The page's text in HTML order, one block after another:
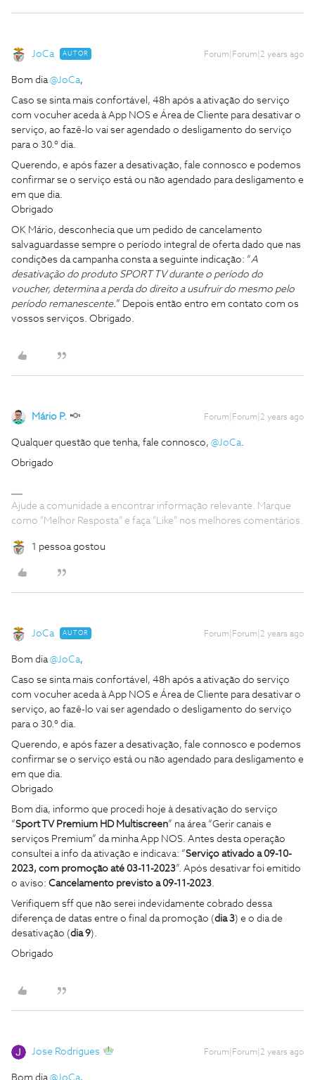
JoCa AUTOR Forum|Forum|2 years ago
Bom dia@JoCa,
Caso se sinta mais confortável, 48h após a ativação do serviço
com vocuher aceda à App NOS e Área de Cliente para desativar o
serviço, ao fazê-lo vai ser agendado o desligamento do serviço
para o 30.º dia.
Querendo, e após fazer a desativação, fale connosco e podemos
confirmar se o serviço está ou não agendado para desligamento e
em que dia.
Obrigado
OK Mário, desconhecia que um pedido de cancelamento
salvaguardasse sempre o período integral de oferta dado que nas
condições da campanha consta a seguinte indicação: “A
desativação do produto SPORT TV durante o período do
voucher, determina a perda do direito a usufruir do mesmo pelo
período remanescente.” Depois então entro em contato com os
vossos serviços. Obrigado.
Mário P. Forum|Forum|2 years ago
Qualquer questão que tenha, fale connosco, @JoCa.
Obrigado
Ajude a comunidade a encontrar informação relevante. Marque
como "Melhor Resposta" e faça "Like" nos melhores comentários.
1 pessoa gostou
JoCa AUTOR Forum|Forum|2 years ago
Bom dia@JoCa,
Caso se sinta mais confortável, 48h após a ativação do serviço
com vocuher aceda à App NOS e Área de Cliente para desativar o
serviço, ao fazê-lo vai ser agendado o desligamento do serviço
para o 30.º dia.
Querendo, e após fazer a desativação, fale connosco e podemos
confirmar se o serviço está ou não agendado para desligamento e
em que dia.
Obrigado
Bom dia, informo que procedi hoje à desativação do serviço
“Sport TV Premium HD Multiscreen” na área “Gerir canais e
serviços Premium” da minha App NOS. Antes desta operação
consultei a info da ativação e indicava: “Serviço ativado a 09-10-
2023, com promoção até 03-11-2023”. Após desativar foi emitido
o aviso: Cancelamento previsto a 09-11-2023.
Verifiquem sff que não serei indevidamente cobrado dessa
diferença de datas entre o final da promoção (dia 3) e o dia de
desativação (dia 9).
Obrigado
Jose Rodrigues Forum|Forum|2 years ago
Bom dia @JoCa,